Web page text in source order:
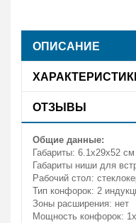
ОПИСАНИЕ
ОТЗЫВЫ
Общие данные:
Габариты: 6.1х29х52 см
Габариты ниши для
Рабочий стол:
Тип конфорок: 2
Зоны расширения: нет
Мощность конфорок: